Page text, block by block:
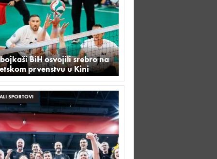
BiH osvojili srebro na
prvenstvu u Kini
SPORTOVI